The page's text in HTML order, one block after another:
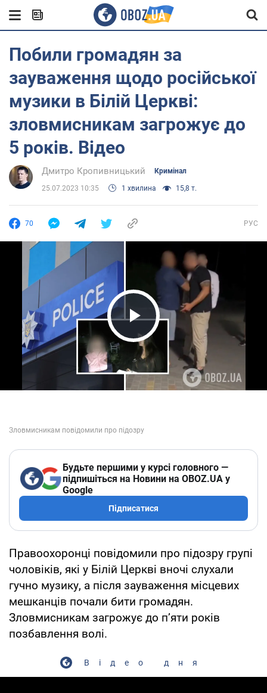
Побили громадян за
зауваження щодо російської
музики в Білій Церкві:
зловмисникам загрожує до
5 років. Відео
Дмитро Кропивницький Кримінал
25.07.2023 10:35 1 хвилина 15,8 т.
70 РУС
Play Video
Будьте першими у курсі головного —
підпишіться на Новини на OBOZ.UA у
Google
Підписатися
Правоохоронці повідомили про підозру групі
чоловіків, які у Білій Церкві вночі слухали
гучно музику, а після зауваження місцевих
мешканців почали бити громадян.
Зловмисникам загрожує до п’яти років
позбавлення волі.
Відео дня